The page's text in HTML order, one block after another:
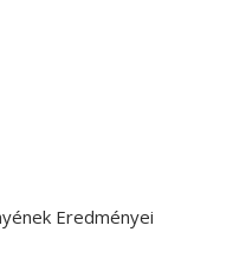
Eredményei